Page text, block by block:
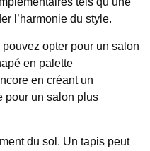
l’harmonie du style.
opter pour un salon
en palette
en créant un
pour un salon plus
du sol. Un tapis peut